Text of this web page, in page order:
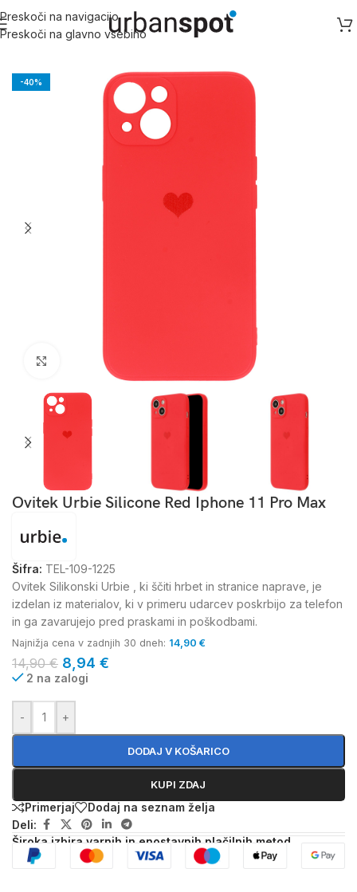
Preskoči na navigacijo
Preskoči na glavno vsebino
Domov/Apple/Apple iPhone 11 serija iPhone 11 Pro Max
-40%
Kliknite za povečavo
Ovitek Urbie Silicone Red Iphone 11 Pro Max
Šifra: TEL-109-1225
Ovitek Silikonski Urbie , ki ščiti hrbet in stranice naprave, je
izdelan iz materialov, ki v primeru udarcev poskrbijo za telefon
in ga zavarujejo pred praskami in poškodbami.
Najnižja cena v zadnjih 30 dneh: 14,90 €
14,90€ 8,94 €
2 na zalogi
- +
DODAJ V KOŠARICO
KUPI ZDAJ
Primerjaj
Dodaj na seznam želja
Deli:
Široka izbira varnih in enostavnih plačilnih metod